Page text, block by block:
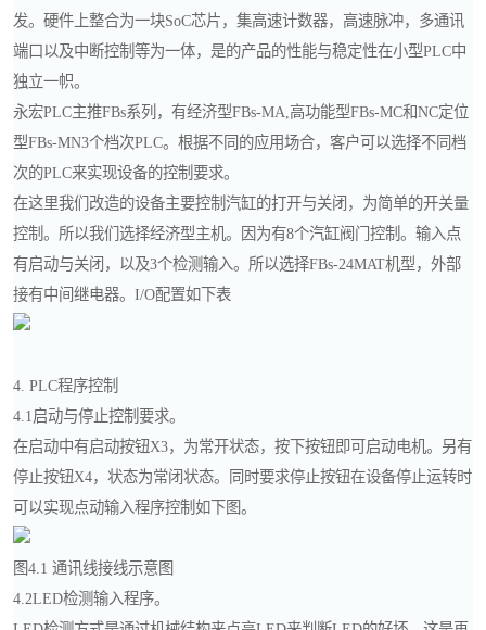
发。硬件上整合为一块SoC芯片，集高速计数器，高速脉冲，多通讯
端口以及中断控制等为一体，是的产品的性能与稳定性在小型PLC中
独立一帜。
永宏PLC主推FBs系列，有经济型FBs-MA,高功能型FBs-MC和NC定位
型FBs-MN3个档次PLC。根据不同的应用场合，客户可以选择不同档
次的PLC来实现设备的控制要求。
在这里我们改造的设备主要控制汽缸的打开与关闭，为简单的开关量
控制。所以我们选择经济型主机。因为有8个汽缸阀门控制。输入点
有启动与关闭，以及3个检测输入。所以选择FBs-24MAT机型，外部
接有中间继电器。I/O配置如下表
4. PLC程序控制
4.1启动与停止控制要求。
在启动中有启动按钮X3，为常开状态，按下按钮即可启动电机。另有
停止按钮X4，状态为常闭状态。同时要求停止按钮在设备停止运转时
可以实现点动输入程序控制如下图。
图4.1 通讯线接线示意图
4.2LED检测输入程序。